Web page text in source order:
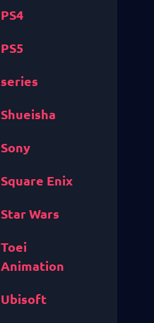
PS4
PS5
series
Shueisha
Sony
Square Enix
Star Wars
Toei
Animation
Ubisoft